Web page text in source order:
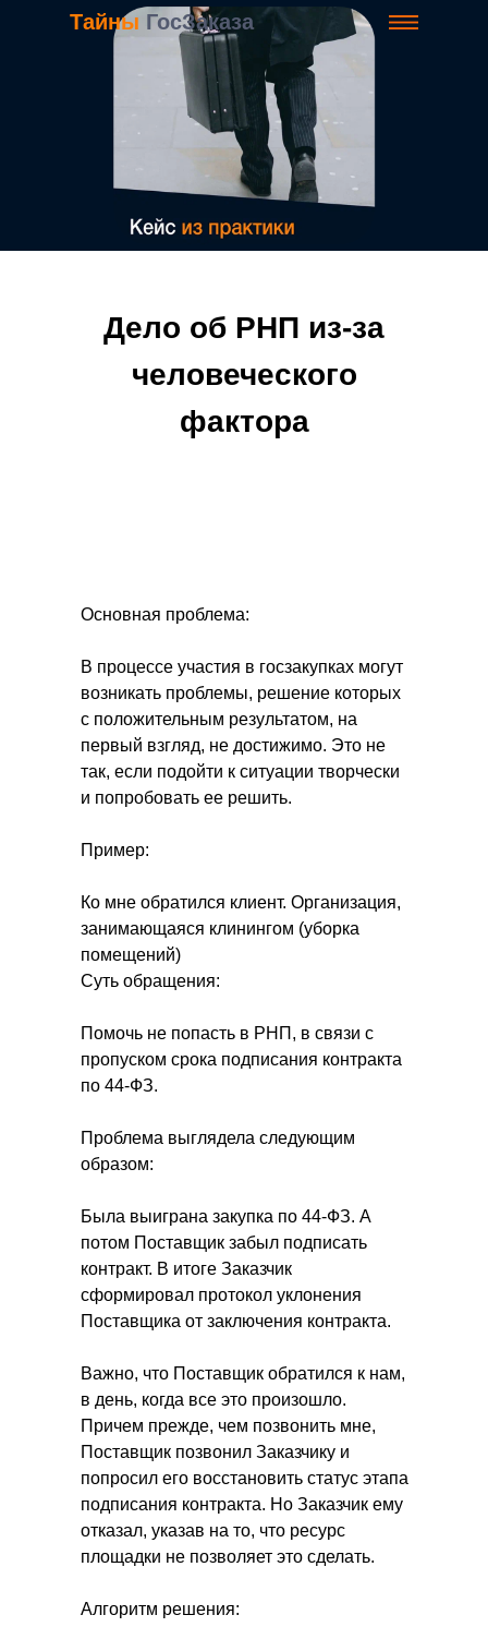
Тайны ГосЗаказа
Основная проблема:
В процессе участия в госзакупках могут
возникать проблемы, решение которых
с положительным результатом, на
первый взгляд, не достижимо. Это не
так, если подойти к ситуации творчески
и попробовать ее решить.
Пример:
Ко мне обратился клиент. Организация,
занимающаяся клинингом (уборка
помещений)
Суть обращения:
Помочь не попасть в РНП, в связи с
пропуском срока подписания контракта
по 44-ФЗ.
Проблема выглядела следующим
образом:
Была выиграна закупка по 44-ФЗ. А
потом Поставщик забыл подписать
контракт. В итоге Заказчик
сформировал протокол уклонения
Поставщика от заключения контракта.
Важно, что Поставщик обратился к нам,
в день, когда все это произошло.
Причем прежде, чем позвонить мне,
Поставщик позвонил Заказчику и
попросил его восстановить статус этапа
подписания контракта. Но Заказчик ему
отказал, указав на то, что ресурс
площадки не позволяет это сделать.
Алгоритм решения:
Дело об РНП из-за
человеческого
фактора